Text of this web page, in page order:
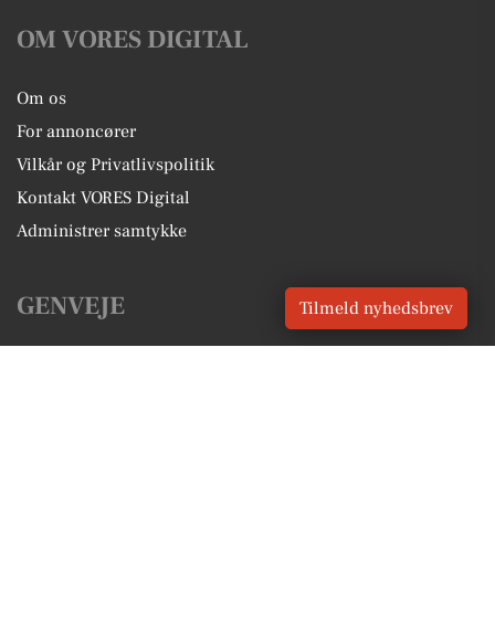
OM VORES DIGITAL
Om os
For annoncører
Vilkår og Privatlivspolitik
Kontakt VORES Digital
Administrer samtykke
GENVEJE Tilmeld nyhedsbrev